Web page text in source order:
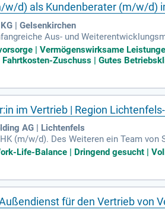
d) als Kundenberater (m/w/d)
| Gelsenkirchen
Aus- und
durch unsere Spezialisten vor Ort.
| Vermögenswirksame
Zuschuss | Gutes
im Vertrieb | Region
AG | Lichtenfels
(m/w/d). Des Weiteren ein Team
mit attraktiven Verdienst-
Life-Balance | Dringend gesucht |
für den Vertrieb von